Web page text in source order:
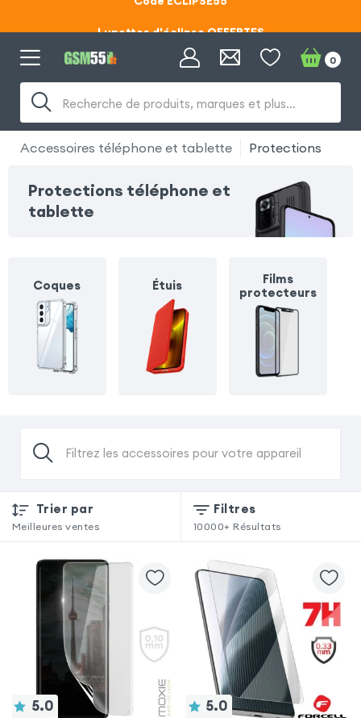
Code ECLIPSE55
Code ECLIPSE55
Recherche de produits, marques et plus…
0
Accessoires téléphone et tablette Protections
Protections téléphone et
tablette
Coques Étuis
Films
protecteurs
Filtrez les accessoires pour votre appareil
Trier par
Meilleures ventes
Filtres
10000+ Résultats
5.0 5.0